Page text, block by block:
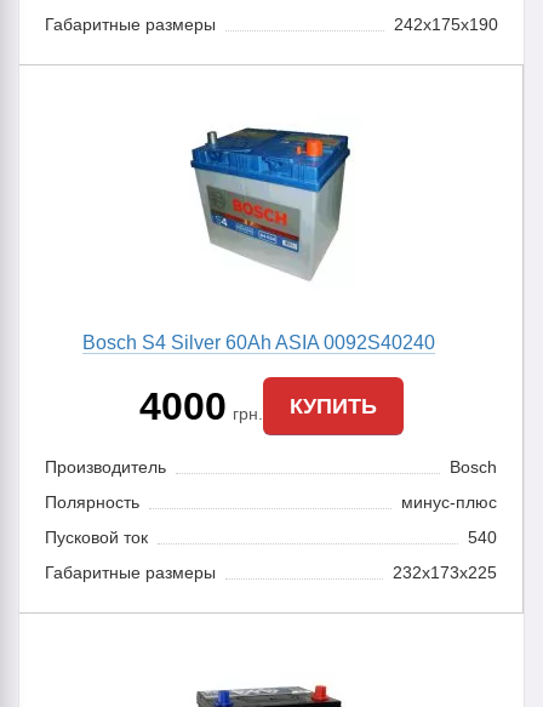
Габаритные размеры
242x175x190
Bosch S4 Silver 60Ah ASIA 0092S40240
4000 грн. КУПИТЬ
Производитель
Bosch
Полярность
минус-плюс
Пусковой ток
540
Габаритные размеры
232x173x225